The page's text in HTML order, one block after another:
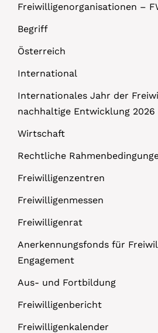
Freiwilligenorganisationen –
Begriff
Österreich
International
Internationales Jahr der
nachhaltige Entwicklung 2026
Wirtschaft
Rechtliche
Freiwilligenzentren
Freiwilligenmessen
Freiwilligenrat
Anerkennungsfonds für
Engagement
Aus- und Fortbildung
Freiwilligenbericht
Freiwilligenkalender